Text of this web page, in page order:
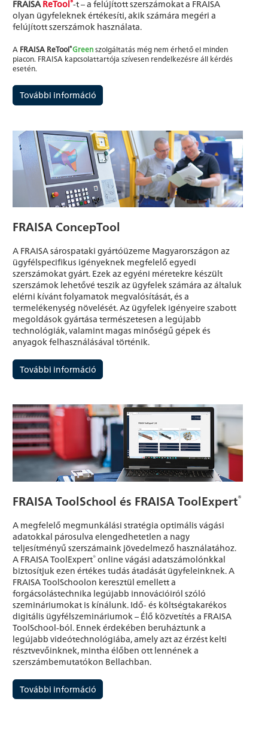
FRAISAReTool -t – a felújított szerszámokat a FRAISA
olyan ügyfeleknek értékesíti, akik számára megéri a
felújított szerszámok használata.
A FRAISA ReTool®Greenszolgáltatás még nem érhető el minden
piacon. FRAISA kapcsolattartója szívesen rendelkezésre áll kérdés
esetén.
További információ
FRAISA ConcepTool
A FRAISA sárospataki gyártóüzeme Magyarországon az
ügyfélspecifikus igényeknek megfelelő egyedi
szerszámokat gyárt. Ezek az egyéni méretekre készült
szerszámok lehetővé teszik az ügyfelek számára az általuk
elérni kívánt folyamatok megvalósítását, és a
termelékenység növelését. Az ügyfelek igényeire szabott
megoldások gyártása természetesen a legújabb
technológiák, valamint magas minőségű gépek és
anyagok felhasználásával történik.
További információ
FRAISA ToolSchool és FRAISA ToolExpert®
A megfelelő megmunkálási stratégia optimális vágási
adatokkal párosulva elengedhetetlen a nagy
teljesítményű szerszámaink jövedelmező használatához.
A FRAISA ToolExpert® online vágási adatszámolónkkal
biztosítjuk ezen értékes tudás átadását ügyfeleinknek. A
FRAISA ToolSchoolon keresztül emellett a
forgácsolástechnika legújabb innovációiról szóló
szemináriumokat is kínálunk. Idő- és költségtakarékos
digitális ügyfélszemináriumok – Élő közvetítés a FRAISA
ToolSchool-ból. Ennek érdekében beruháztunk a
legújabb videótechnológiába, amely azt az érzést kelti
résztvevőinknek, mintha élőben ott lennének a
szerszámbemutatókon Bellachban.
További információ